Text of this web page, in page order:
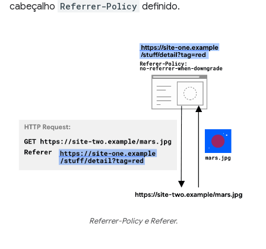
cabeçalho Referrer-Policy definido.
Referrer-Policy e Referer.